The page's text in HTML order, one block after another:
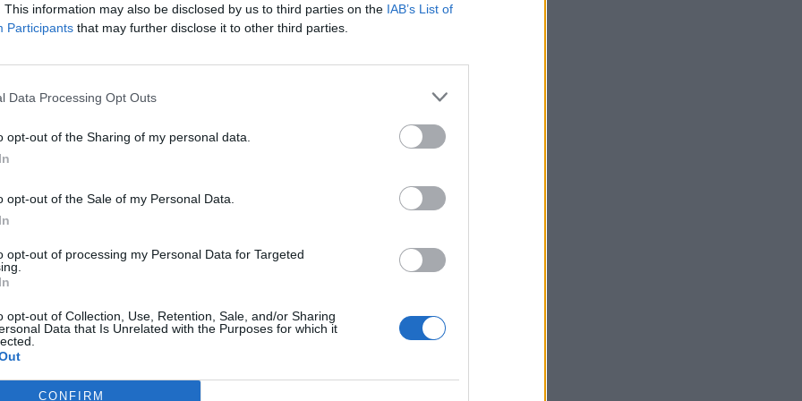
This information may also be disclosed by us to third parties on the IAB’s List of
Participants that may further disclose it to other third parties.
Data Processing Opt Outs
opt-out of the Sharing of my personal data.
opt-out of the Sale of my Personal Data.
opt-out of processing my Personal Data for Targeted
opt-out of Collection, Use, Retention, Sale, and/or Sharing
Data that Is Unrelated with the Purposes for which it
CONFIRM
BSC-nél: a Bild információi szerint idén 125 millió eurót, összesen
klubba a 42 éves Lars Windhorst német vállalkozó.
fővárosi csapat vezetősége áprilisban, az érintettel közös megegyezéssel döntött
idénytől már nem a magyar Dárdai Pál edzi a felnőttcsapatot. Úgy tűnik, így
nevű befektetési cégén keresztül...
portfolio.hu hírarchívumához tartozik, melynek olvasása előfizetéses
tartalmazza:
elmúlt 2 év napon belüli
Előfizetés